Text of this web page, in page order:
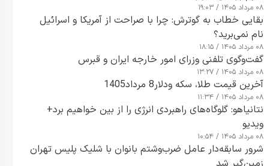
۰۸ مرداد ۱۴۰۵ / ۱۹:۰۳
بقایی خطاب به گوترش: چرا با صراحت از آمریکا و اسرائیل
نام نمی‌برید؟
۰۸ مرداد ۱۴۰۵ / ۱۸:۱۵
گفت‌وگوی تلفنی وزرای امور خارجه ایران و قبرس
۰۸ مرداد ۱۴۰۵ / ۱۳:۲۷
آخرین قیمت طلا، سکه ودلار8 مرداد1405
۰۸ مرداد ۱۴۰۵ / ۱۱:۳۴
نتانیاهو: گلوگاه‌های راهبردی انرژی را از بین خواهیم برد+
ویدیو
۰۸ مرداد ۱۴۰۵ / ۱۰:۵۴
شرور سابقه‌دار عامل ضرب‌وشتم بانوان با شلیک پلیس تهران